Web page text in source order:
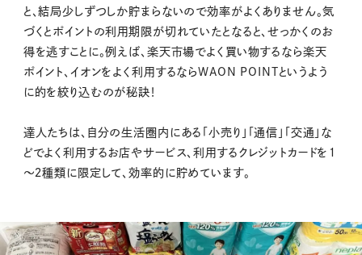
と、結局少しずつしか貯まらないので効率がよくありません。気
づくとポイントの利用期限が切れていたとなると、せっかくのお
得を逃すことに。例えば、楽天市場でよく買い物するなら楽天
ポイント、イオンをよく利用するならWAON POINTというよう
に的を絞り込むのが秘訣！
達人たちは、自分の生活圏内にある「小売り」「通信」「交通」な
どでよく利用するお店やサービス、利用するクレジットカードを１
～２種類に限定して、効率的に貯めています。